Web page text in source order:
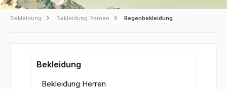
Bekleidung Bekleidung Damen Regenbekleidung
Bekleidung
Bekleidung Herren